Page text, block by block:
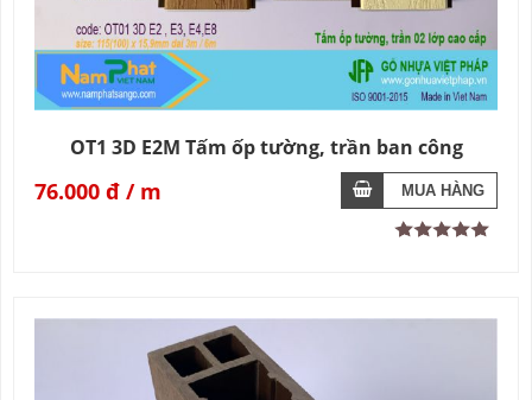
OT1 3D E2M Tấm ốp tường, trần ban công
76.000 đ